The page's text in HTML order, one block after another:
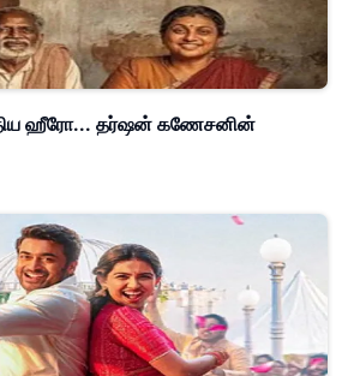
புதிய ஹீரோ... தர்ஷன் கணேசனின்